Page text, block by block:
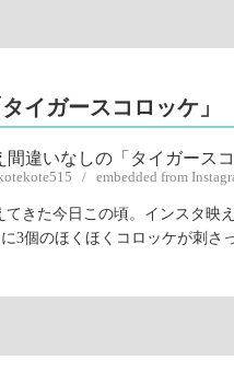
イガースコロッケ」
/ embedded from
きた今日この頃。インスタ映
3個のほくほくコロッケが刺さ